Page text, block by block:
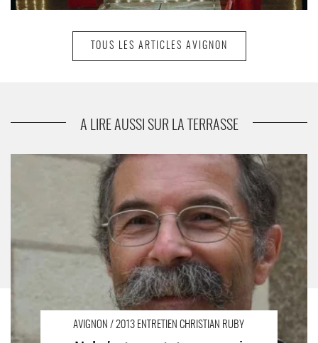
Festival Théâtr’enfants
TOUS LES ARTICLES AVIGNON
A LIRE AUSSI SUR LA TERRASSE
AVIGNON / 2013 ENTRETIEN CHRISTIAN RUBY
Nul n’est spectateur en soi - Critique sortie Avignon / 2013